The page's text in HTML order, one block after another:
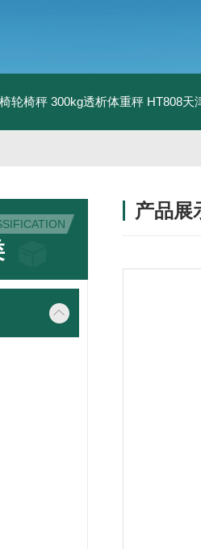
轮椅秤 300kg透析体重秤 HT808天
产品展